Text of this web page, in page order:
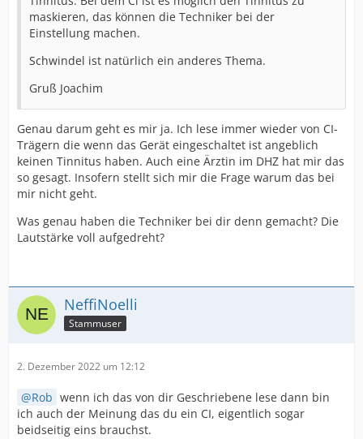
maskieren, das können die Techniker bei der
Einstellung machen.
Schwindel ist natürlich ein anderes Thema.
Gruß Joachim
Genau darum geht es mir ja. Ich lese immer wieder von CI-
Trägern die wenn das Gerät eingeschaltet ist angeblich
keinen Tinnitus haben. Auch eine Ärztin im DHZ hat mir das
so gesagt. Insofern stellt sich mir die Frage warum das bei
mir nicht geht.
Was genau haben die Techniker bei dir denn gemacht? Die
Lautstärke voll aufgedreht?
NeffiNoelli
Stammuser
2. Dezember 2022 um 12:12
Rob wenn ich das von dir Geschriebene lese dann bin
ich auch der Meinung das du ein CI, eigentlich sogar
beidseitig eins brauchst.